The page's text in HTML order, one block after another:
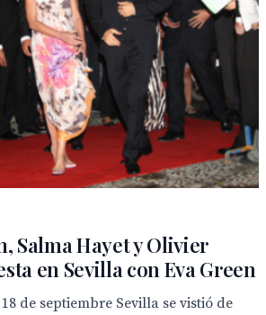
Salma Hayet y Olivier
en Sevilla con Eva Green
de septiembre Sevilla se vistió de